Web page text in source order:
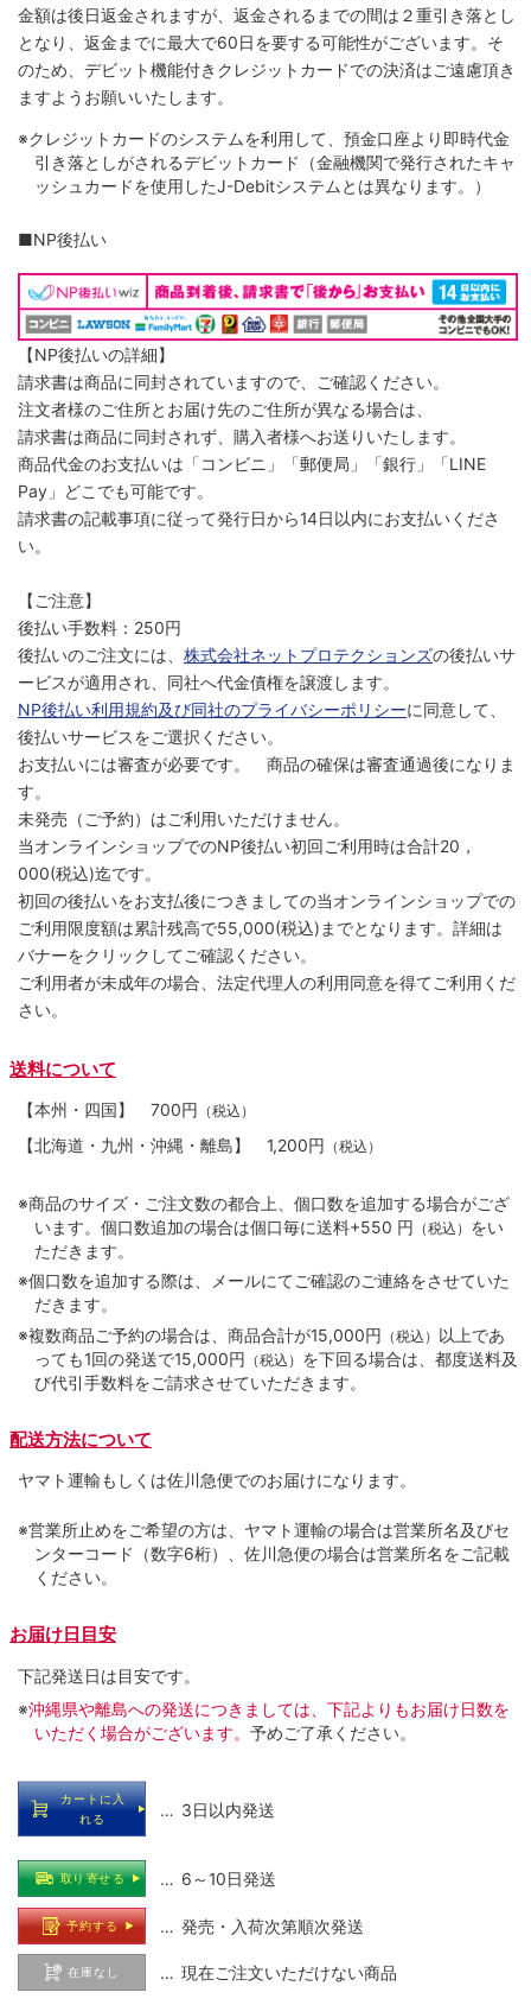
金額は後日返金されますが、返金されるまでの間は２重引き落とし
となり、返金までに最大で60日を要する可能性がございます。そ
のため、デビット機能付きクレジットカードでの決済はご遠慮頂き
ますようお願いいたします。
※クレジットカードのシステムを利用して、預金口座より即時代金
引き落としがされるデビットカード（金融機関で発行されたキャ
ッシュカードを使用したJ-Debitシステムとは異なります。）
■NP後払い
【NP後払いの詳細】
請求書は商品に同封されていますので、ご確認ください。
注文者様のご住所とお届け先のご住所が異なる場合は、
請求書は商品に同封されず、購入者様へお送りいたします。
商品代金のお支払いは「コンビニ」「郵便局」「銀行」「LINE
Pay」どこでも可能です。
請求書の記載事項に従って発行日から14日以内にお支払いくださ
い。
【ご注意】
後払い手数料：250円
後払いのご注文には、 株式会社ネットプロテクションズの後払いサ
ービスが適用され、同社へ代金債権を譲渡します。
NP後払い利用規約及び同社のプライバシーポリシーに同意して、
後払いサービスをご選択ください。
お支払いには審査が必要です。 商品の確保は審査通過後になりま
す。
未発売（ご予約）はご利用いただけません。
当オンラインショップでのNP後払い初回ご利用時は合計20，
000(税込)迄です。
初回の後払いをお支払後につきましての当オンラインショップでの
ご利用限度額は累計残高で55,000(税込)までとなります。詳細は
バナーをクリックしてご確認ください。
ご利用者が未成年の場合、法定代理人の利用同意を得てご利用くだ
さい。
送料について
【本州・四国】 700円 （税込）
【北海道・九州・沖縄・離島】 1,200円 （税込）
※商品のサイズ・ご注文数の都合上、個口数を追加する場合がござ
います。個口数追加の場合は個口毎に送料+550 円 （税込） をい
ただきます。
※個口数を追加する際は、メールにてご確認のご連絡をさせていた
だきます。
※複数商品ご予約の場合は、商品合計が15,000円 （税込） 以上であ
っても1回の発送で15,000円 （税込） を下回る場合は、都度送料及
び代引手数料をご請求させていただきます。
配送方法について
ヤマト運輸もしくは佐川急便でのお届けになります。
※営業所止めをご希望の方は、ヤマト運輸の場合は営業所名及びセ
ンターコード（数字6桁）、佐川急便の場合は営業所名をご記載
ください。
お届け日目安
下記発送日は目安です。
※沖縄県や離島への発送につきましては、下記よりもお届け日数を
いただく場合がございます。 予めご了承ください。
カートに入
れる
… 3日以内発送
取り寄せる … 6～10日発送
予約する … 発売・入荷次第順次発送
在庫なし … 現在ご注文いただけない商品